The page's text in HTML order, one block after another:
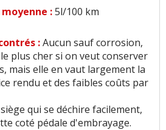
:5l/100 km
:Aucun sauf corrosion,
plus cher si on veut conserver
mais elle en vaut largement la
rendu et des faibles coûts par
qui se déchire facilement,
coté pédale d'embrayage.